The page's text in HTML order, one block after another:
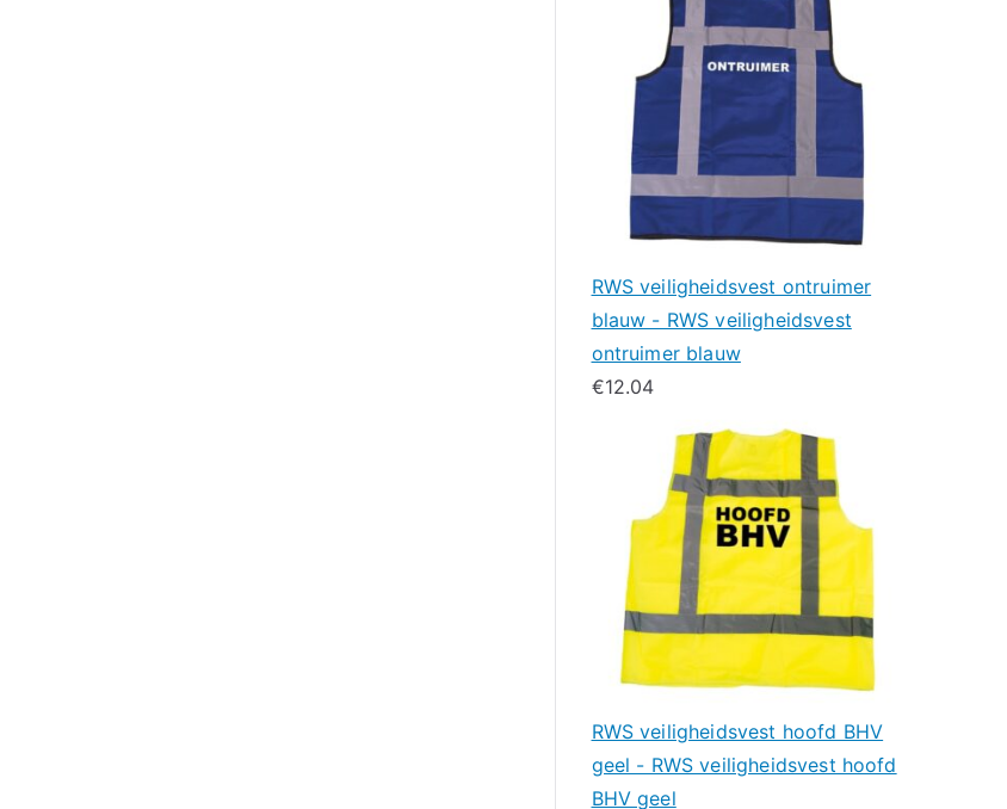
RWS veiligheidsvest ontruimer
blauw - RWS veiligheidsvest
ontruimer blauw
€12.04
RWS veiligheidsvest hoofd BHV
geel - RWS veiligheidsvest hoofd
BHV geel